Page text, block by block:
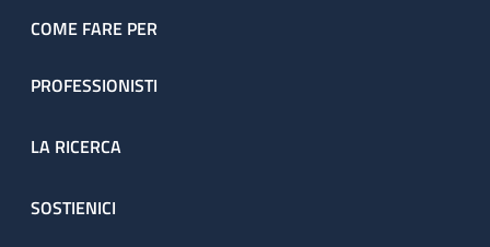
COME FARE PER
PROFESSIONISTI
LA RICERCA
SOSTIENICI